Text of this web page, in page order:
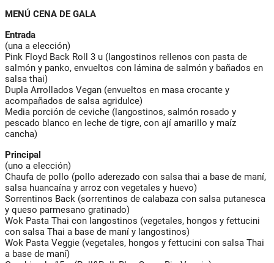
MENÚ CENA DE GALA
Entrada
(una a elección)
Pink Floyd Back Roll 3 u (langostinos rellenos con pasta de
salmón y panko, envueltos con lámina de salmón y bañados en
salsa thai)
Dupla Arrollados Vegan (envueltos en masa crocante y
acompañados de salsa agridulce)
Media porción de ceviche (langostinos, salmón rosado y
pescado blanco en leche de tigre, con ají amarillo y maíz
cancha)
Principal
(uno a elección)
Chaufa de pollo (pollo aderezado con salsa thai a base de maní,
salsa huancaína y arroz con vegetales y huevo)
Sorrentinos Back (sorrentinos de calabaza con salsa putanesca
y queso parmesano gratinado)
Wok Pasta Thai con langostinos (vegetales, hongos y fettucini
con salsa Thai a base de maní y langostinos)
Wok Pasta Veggie (vegetales, hongos y fettucini con salsa Thai
a base de maní)